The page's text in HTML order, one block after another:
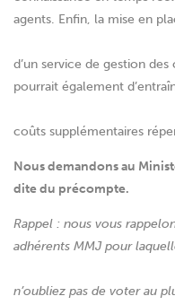
agents. Enfin, la mise en
d’un service de gestion
pourrait également
coûts supplémentaires
Nous demandons au
dite du précompte.
Rappel : nous vous
adhérents MMJ pour
n’oubliez pas de voter au